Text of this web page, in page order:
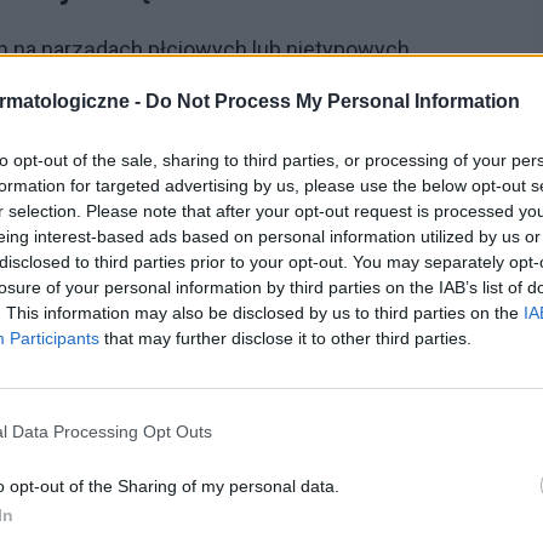
- Do Not Process My Personal Information
opt-out of the sale, sharing to third parties, or processing of your
for targeted advertising by us, please use the below opt-out
selection. Please note that after your opt-out request is processed
interest-based ads based on personal information utilized by us
to third parties prior to your opt-out. You may separately
of your personal information by third parties on the IAB’s list of
This information may also be disclosed by us to third parties on the
Participants that may further disclose it to other third parties.
Data Processing Opt Outs
opt-out of the Sharing of my personal data.
na narządach płciowych lub nietypowych
nieznanymi osobami; należy udać się do
w kierunku chorób wenerycznych gdyż ok. 20%
– bez charakterystycznego owrzodzenia.
Potwierdzeniem zakażenia są badania
parenteralnie.
drogą płciową. Każdy partner seksualny osoby
niezależnie od stadium choroby osoby chorej,
stosuje się pojedyncza dawkę penicyliny